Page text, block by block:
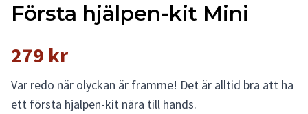
Första hjälpen-kit Mini
279 kr
Var redo när olyckan är framme! Det är alltid bra att ha
ett första hjälpen-kit nära till hands.